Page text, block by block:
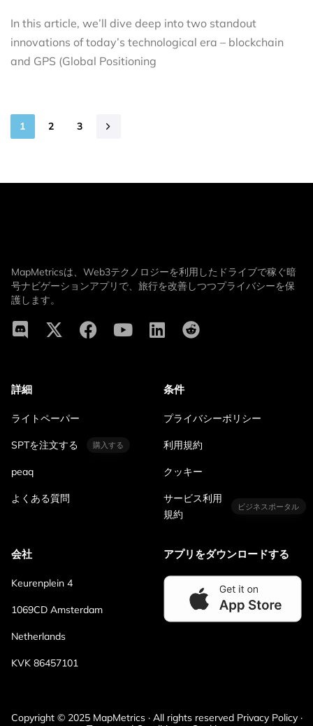
In this article, we’ll dive deep into two standout
innovations of today’s technological era – blockchain
and GPS (Global Positioning
1 2 3
MapMetricsは、Web3テクノロジーを利用したドライブで稼ぐ暗
号ナビゲーションアプリで、旅行を改善しつつプライバシーを保
護します。
詳細
ライトペーパー
SPTを注文する 購入する
peaq
よくある質問
条件
プライバシーポリシー
利用規約
クッキー
サービス利用
規約
ビジネスポータル
会社
Keurenplein 4
1069CD Amsterdam
Netherlands
KVK 86457101
アプリをダウンロードする
Copyright © 2025 MapMetrics · All rights reserved Privacy Policy ·